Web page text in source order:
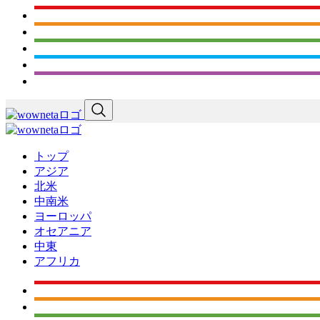
トップ
アジア
北米
中南米
ヨーロッパ
オセアニア
中東
アフリカ